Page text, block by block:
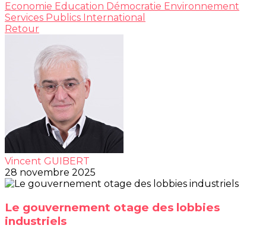
Economie Education Démocratie Environnement
Services Publics International
Retour
Vincent GUIBERT
28 novembre 2025
Le gouvernement otage des lobbies
industriels